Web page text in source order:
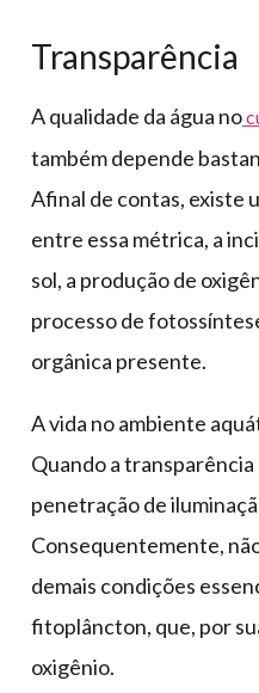
Transparência
A qualidade da água no
também depende
Afinal de contas, existe
entre essa métrica, a
sol, a produção de
processo de
orgânica presente.
A vida no ambiente
Quando a transparência
penetração de
Consequentemente,
demais condições
fitoplâncton, que, por
oxigênio.